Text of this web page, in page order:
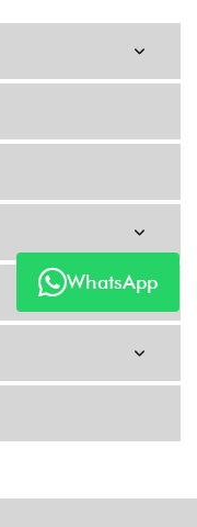
WhatsApp